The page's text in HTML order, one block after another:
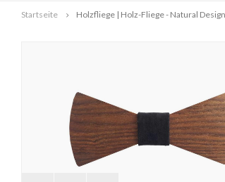
Startseite Holzfliege | Holz-Fliege - Natural